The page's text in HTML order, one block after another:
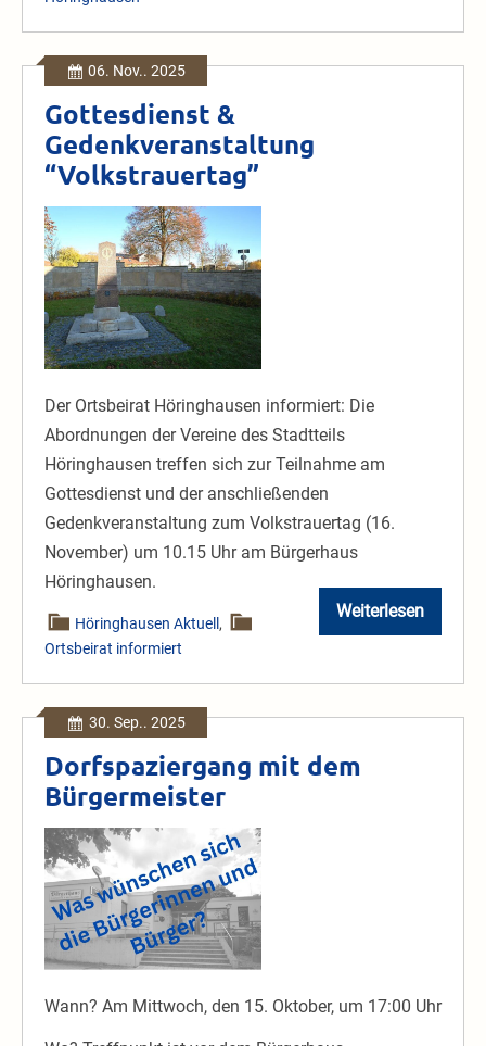
am
06. Nov.. 2025
Gottesdienst &
Gedenkveranstaltung
“Volkstrauertag”
Gottesdienst
&
Gedenkveranstaltung
“Volkstrauertag”
Der Ortsbeirat Höringhausen informiert: Die
Abordnungen der Vereine des Stadtteils
Höringhausen treffen sich zur Teilnahme am
Gottesdienst und der anschließenden
Gedenkveranstaltung zum Volkstrauertag (16.
November) um 10.15 Uhr am Bürgerhaus
Höringhausen.
Weiterlesen
Gottesdienst
&
Höringhausen Aktuell,
Ortsbeirat informiert
30. Sep.. 2025
Dorfspaziergang mit dem
Bürgermeister
Dorfspaziergang
mit
dem
Bürgermeister
Wann? Am Mittwoch, den 15. Oktober, um 17:00 Uhr